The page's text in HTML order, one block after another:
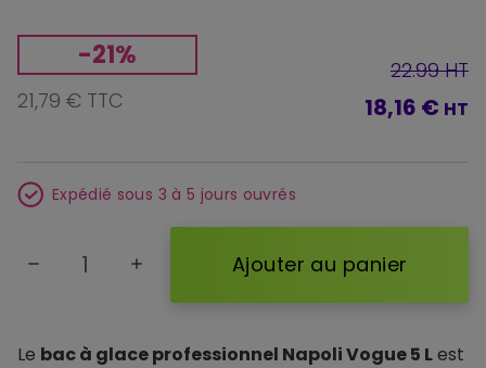
Le bac à glace professionnel Napoli Vogue 5 Lest
-21%
21,79 € TTC
22.99 HT
18,16 € HT
Expédié sous 3 à 5 jours ouvrés
remove add Ajouter au panier